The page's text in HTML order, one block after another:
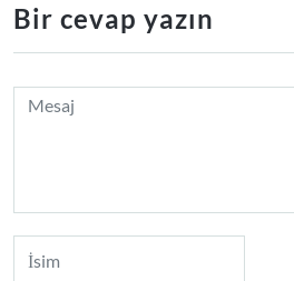
Bir cevap yazın